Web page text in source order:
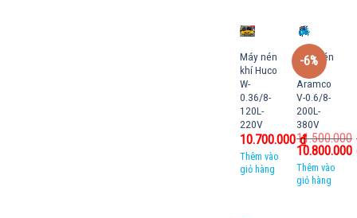
Máy nén
khí Huco
W-
0.36/8-
120L-
220V
10.700.000 ₫
Thêm vào
giỏ hàng
-6%
Máy nén
khí
Aramco
V-0.6/8-
200L-
380V
11.500.000
10.800.000
Thêm vào
giỏ hàng